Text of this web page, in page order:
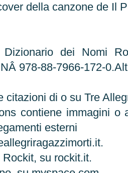
della canzone de Il
dei Nomi
978-88-7966-172-
citazioni di o su Tre
contiene immagini o
esterni
su rockit.it.